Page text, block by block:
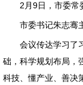
2月9日，市委常
市委书记朱志骞
会议传达学习了
础，科学规划布局，
科技、懂产业、善决